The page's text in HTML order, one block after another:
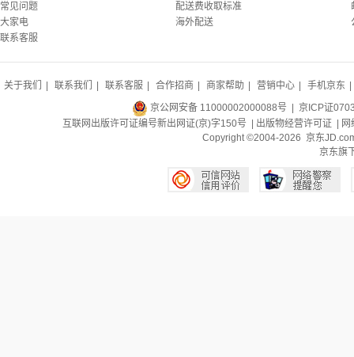
常见问题
大家电
联系客服
配送费收取标准
海外配送
关于我们 联系我们 联系客服 合作招商 商家帮助 营销中心 手机京东
京公网安备 11000002000088号 | 京ICP证
互联网出版许可证编号新出网证(京)字150号 | 出版物经营许可证
Copyright ©2004-2026 京东
京东旗